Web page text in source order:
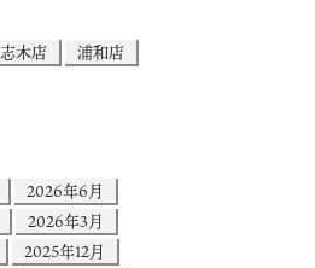
志木店
浦和店
2026年6月
2026年3月
2025年12月